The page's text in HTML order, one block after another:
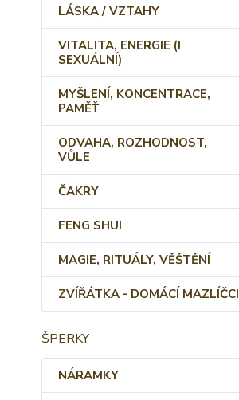
LÁSKA / VZTAHY
VITALITA, ENERGIE (I
SEXUÁLNÍ)
MYŠLENÍ, KONCENTRACE,
PAMĚŤ
ODVAHA, ROZHODNOST,
VŮLE
ČAKRY
FENG SHUI
MAGIE, RITUÁLY, VĚŠTĚNÍ
ZVÍŘÁTKA - DOMÁCÍ MAZLÍČCI
ŠPERKY
NÁRAMKY